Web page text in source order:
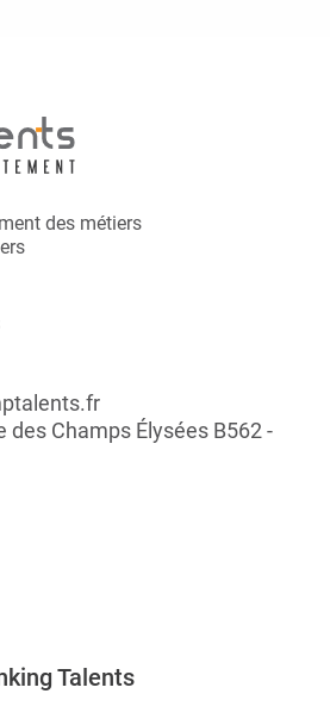
des métiers
des Champs Élysées B562 -
Talents